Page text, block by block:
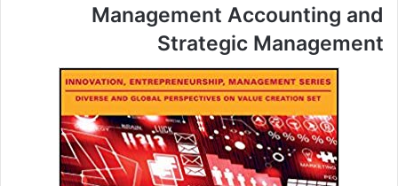
Management Accounting and
Strategic Management